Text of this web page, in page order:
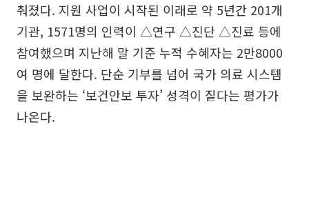
춰졌다. 지원 사업이 시작된 이래로 약 5년간 201개
기관, 1571명의 인력이 △연구 △진단 △진료 등에
참여했으며 지난해 말 기준 누적 수혜자는 2만8000
여 명에 달한다. 단순 기부를 넘어 국가 의료 시스템
을 보완하는 ‘보건안보 투자’ 성격이 짙다는 평가가
나온다.